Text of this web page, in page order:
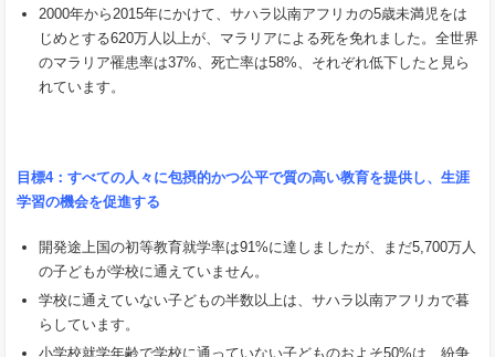
2000年から2015年にかけて、サハラ以南アフリカの5歳未満児をは
じめとする620万人以上が、マラリアによる死を免れました。全世界
のマラリア罹患率は37%、死亡率は58%、それぞれ低下したと見ら
れています。
目標4：すべての人々に包摂的かつ公平で質の高い教育を提供し、生涯
学習の機会を促進する
開発途上国の初等教育就学率は91%に達しましたが、まだ5,700万人
の子どもが学校に通えていません。
学校に通えていない子どもの半数以上は、サハラ以南アフリカで暮
らしています。
小学校就学年齢で学校に通っていない子どものおよそ50%は、紛争